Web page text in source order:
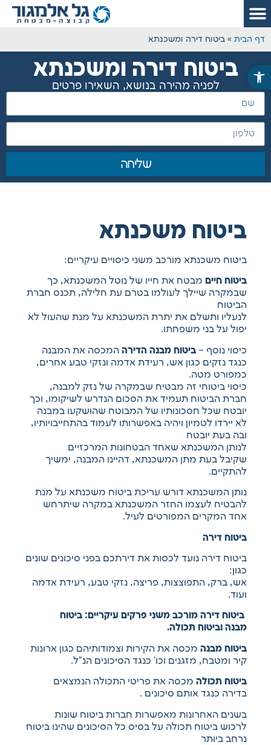
פתח סרגל נגישות
דף הבית » ביטוח דירה ומשכנתא
ביטוח דירה ומשכנתא
לפניה מהירה בנושא, השאירו פרטים
שליחה
ביטוח משכנתא
ביטוח משכנתא מורכב משני כיסויים עיקריים:
ביטוח חיים מבטח את חייו של נוטל המשכנתא, כך
שבמקרה שיילך לעולמו בטרם עת חלילה, תכנס חברת
הביטוח
לנעליו ותשלם את יתרת המשכנתא על מנת שהעול לא
יפול על בני משפחתו.
כיסוי נוסף – ביטוח מבנה הדירה המכסה את המבנה
כנגד נזקים כגון אש, רעידת אדמה ונזקי טבע אחרים,
כמפורט מטה.
כיסוי ביטוחי זה מבטיח שבמקרה של נזק למבנה,
חברת הביטוח תעמיד את הסכום הנדרש לשיקומו, וכך
יובטח שכל חסכונותיו של המבוטח שהושקעו במבנה
לא יירדו לטמיון ויהיה באפשרותו לעמוד בהתחייבויותיו,
ובה בעת יובטח
לנותן המשכנתא שאחד הבטחונות המרכזיים
שקיבל בעת מתן המשכנתא, דהיינו המבנה, ימשיך
להתקיים.
נותן המשכנתא דורש עריכת ביטוח משכנתא על מנת
להבטיח לעצמו החזר המשכנתא במקרה שיתרחש
אחד המקרים המפורטים לעיל.
ביטוח דירה
ביטוח דירה נועד לכסות את דירתכם בפני סיכונים שונים
כגון:
אש, ברק, התפוצצות, פריצה, נזקי טבע, רעידת אדמה
ועוד.
ביטוח דירה מורכב משני פרקים עיקריים: ביטוח
מבנה וביטוח תכולה.
ביטוח מבנה מכסה את הקירות וצמודותיהם כגון ארונות
קיר ומטבח, מזגנים וכו’ כנגד הסיכונים הנ”ל.
ביטוח תכולה מכסה את פריטי התכולה הנמצאים
בדירה כנגד אותם סיכונים .
בשנים האחרונות מאפשרות חברות ביטוח שונות
לרכוש ביטוח תכולה על בסיס כל הסיכונים שהינו ביטוח
נרחב ביותר